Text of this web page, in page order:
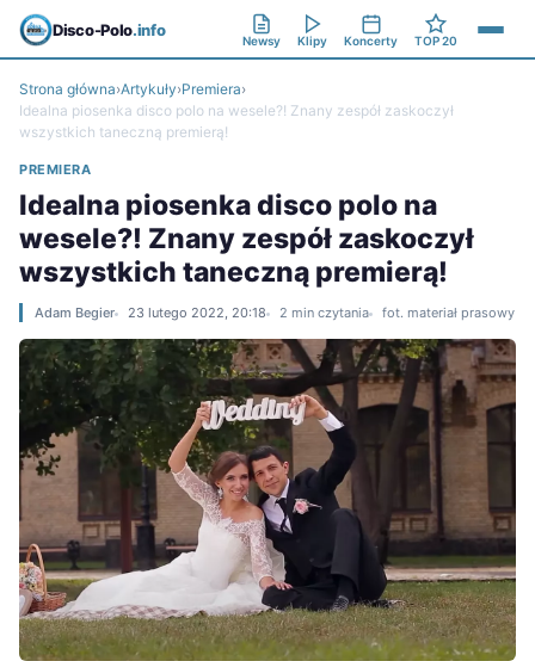
Disco-Polo.info
Newsy Klipy Koncerty TOP 20
Strona główna›Artykuły›Premiera›
Idealna piosenka disco polo na wesele?! Znany zespół zaskoczył
wszystkich taneczną premierą!
PREMIERA
Idealna piosenka disco polo na
wesele?! Znany zespół zaskoczył
wszystkich taneczną premierą!
Adam Begier 23 lutego 2022, 20:18 2 min czytania fot. materiał prasowy